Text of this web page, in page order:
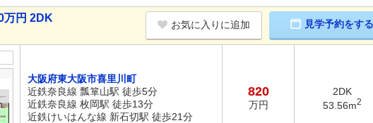
万円 2DK
お気に入りに追加 見学予約をする
大阪府東大阪市喜里川町
近鉄奈良線 瓢箪山駅 徒歩5分
近鉄奈良線 枚岡駅 徒歩13分
近鉄けいはんな線 新石切駅 徒歩21分
820
万円
2DK
53.56m2